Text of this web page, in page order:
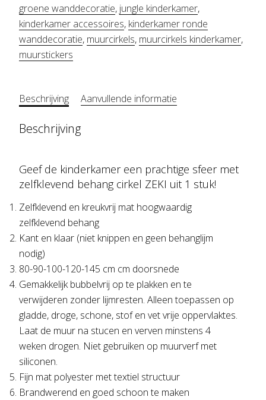
groene wanddecoratie, jungle kinderkamer,
kinderkamer accessoires, kinderkamer ronde
wanddecoratie, muurcirkels, muurcirkels kinderkamer,
muurstickers
Beschrijving Aanvullende informatie
Beschrijving
Geef de kinderkamer een prachtige sfeer met
zelfklevend behang cirkel ZEKI uit 1 stuk!
Zelfklevend en kreukvrij mat hoogwaardig
zelfklevend behang
Kant en klaar (niet knippen en geen behanglijm
nodig)
80-90-100-120-145 cm cm doorsnede
Gemakkelijk bubbelvrij op te plakken en te
verwijderen zonder lijmresten. Alleen toepassen op
gladde, droge, schone, stof en vet vrije oppervlaktes.
Laat de muur na stucen en verven minstens 4
weken drogen. Niet gebruiken op muurverf met
siliconen.
Fijn mat polyester met textiel structuur
Brandwerend en goed schoon te maken